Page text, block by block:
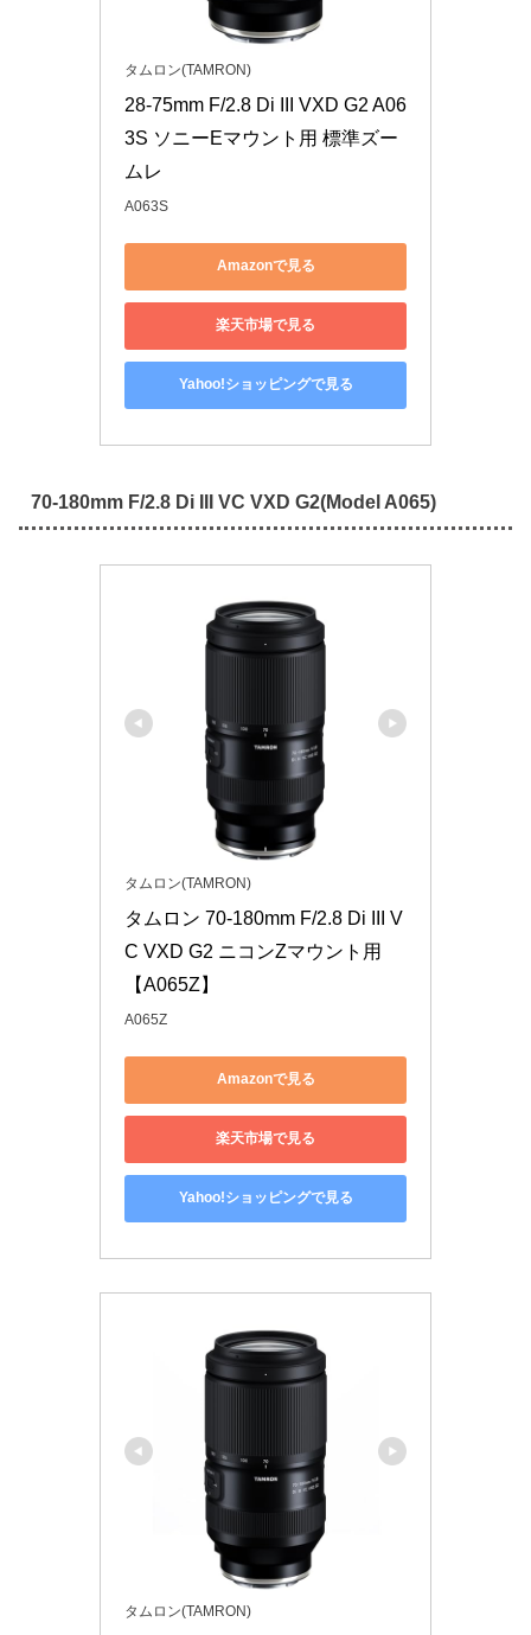
タムロン(TAMRON)
28-75mm F/2.8 Di III VXD G2 A06
3S ソニーEマウント用 標準ズー
ムレ
A063S
Amazonで見る
楽天市場で見る
Yahoo!ショッピングで見る
70-180mm F/2.8 Di III VC VXD G2(Model A065)
タムロン(TAMRON)
タムロン 70-180mm F/2.8 Di III V
C VXD G2 ニコンZマウント用
【A065Z】
A065Z
Amazonで見る
楽天市場で見る
Yahoo!ショッピングで見る
タムロン(TAMRON)